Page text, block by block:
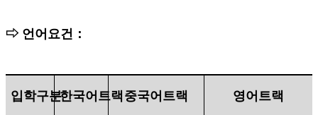
⇨ 언어요건 ：
입학구분한국어트랙 중국어트랙 영어트랙